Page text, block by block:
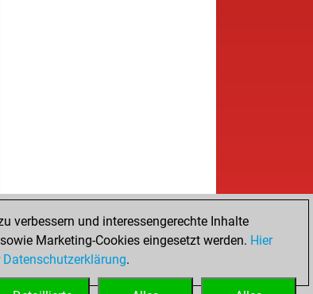
verbessern und interessengerechte Inhalte
Marketing-Cookies eingesetzt werden. Hier
Datenschutzerklärung.